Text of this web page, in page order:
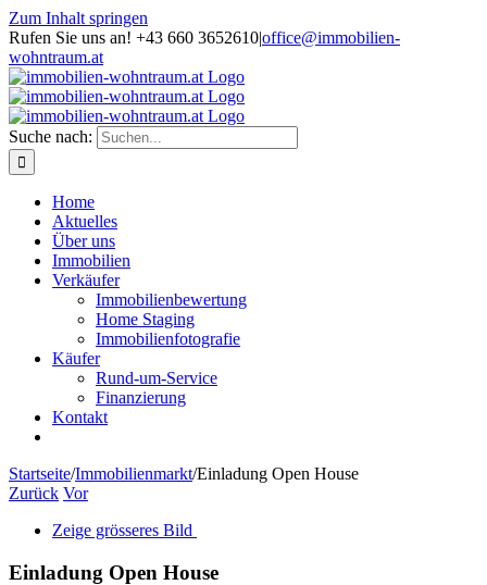
Zum Inhalt springen
Rufen Sie uns an! +43 660 3652610|office@immobilien-
wohntraum.at
Suche nach:
Home
Aktuelles
Über uns
Immobilien
Verkäufer
Immobilienbewertung
Home Staging
Immobilienfotografie
Käufer
Rund-um-Service
Finanzierung
Kontakt
Startseite/Immobilienmarkt/Einladung Open House
Zurück Vor
Zeige grösseres Bild
Einladung Open House